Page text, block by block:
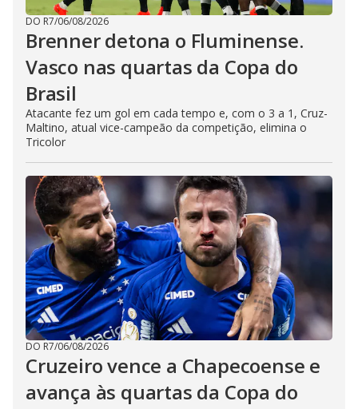
DO R7/06/08/2026
Brenner detona o Fluminense.
Vasco nas quartas da Copa do
Brasil
Atacante fez um gol em cada tempo e, com o 3 a 1, Cruz-
Maltino, atual vice-campeão da competição, elimina o
Tricolor
DO R7/06/08/2026
Cruzeiro vence a Chapecoense e
avança às quartas da Copa do